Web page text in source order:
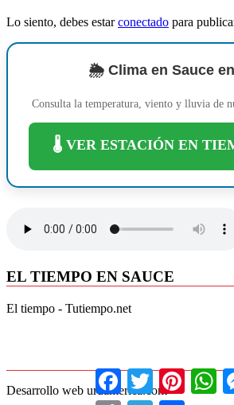
Lo siento, debes estarconectado para
🌦️ Clima en Sauce
Consulta la temperatura, viento y lluvia de
🌡️ VER ESTACIÓN EN
EL TIEMPO EN SAUCE
El tiempo - Tutiempo.net
Desarrollo web uruamerica.com
FacebookTwitterPinterest